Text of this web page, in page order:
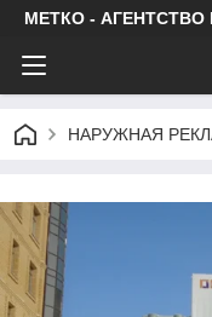
МЕТКО -
НАРУЖНАЯ